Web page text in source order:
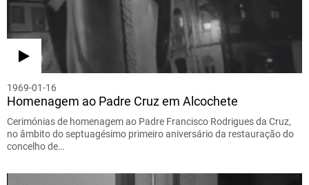
1969-01-16
Homenagem ao Padre Cruz em Alcochete
Cerimónias de homenagem ao Padre Francisco Rodrigues da Cruz,
no âmbito do septuagésimo primeiro aniversário da restauração do
concelho de…